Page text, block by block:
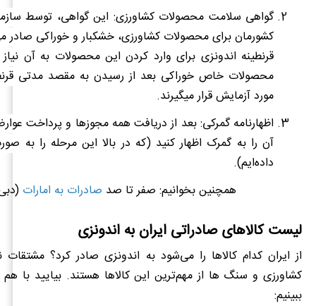
گواهی سلامت محصولات کشاورزی: این گواهی، توسط
کشورمان برای محصولات کشاورزی، خشکبار و خوراکی صادر
قرنطینه اندونزی برای وارد کردن این محصولات به آن
محصولات خاص خوراکی بعد از رسیدن به مقصد مدتی
مورد آزمایش قرار می‏گیرند.
اظهارنامه گمرکی: بعد از دریافت همه مجوزها و پرداخت
آن را به گمرک اظهار کنید (که در بالا این مرحله را به
داده‌ایم).
همچنین بخوانیم: صفر تا صد صادرات به امارات
لیست کالاهای صادراتی ایران به اندونزی
از ایران کدام کالاها را می‌شود به اندونزی صادر کرد؟
کشاورزی و سنگ‏ ها از مهم‌ترین این کالاها هستند. بیایید با
ببینیم: